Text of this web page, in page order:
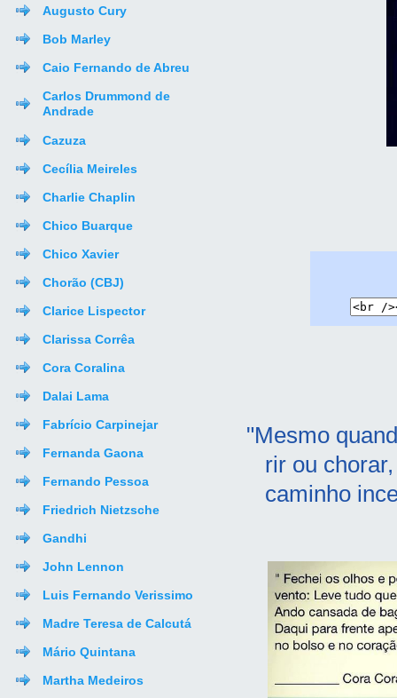
Augusto Cury
Bob Marley
Caio Fernando de Abreu
Carlos Drummond de
Andrade
Cazuza
Cecília Meireles
Charlie Chaplin
Chico Buarque
Chico Xavier
Chorão (CBJ)
Clarice Lispector
Clarissa Corrêa
Cora Coralina
Dalai Lama
Fabrício Carpinejar
Fernanda Gaona
Fernando Pessoa
Friedrich Nietzsche
Gandhi
John Lennon
Luis Fernando Verissimo
Madre Teresa de Calcutá
Mário Quintana
Martha Medeiros
"Mesmo
rir ou
caminho